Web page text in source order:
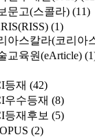
문고(스콜라) (11)
(1)
아스칼라(코리아
교육원(eArticle)
등재 (42)
우수등재 (8)
등재후보 (5)
(2)